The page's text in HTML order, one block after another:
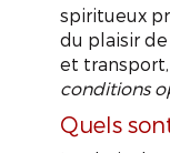
spiritueux
du plaisir
et
conditions
Quels